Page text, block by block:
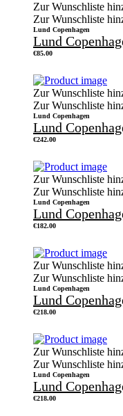
Zur Wunschliste
Zur Wunschliste
Lund Copenhagen
Lund
€85.00
Zur Wunschliste
Zur Wunschliste
Lund Copenhagen
Lund
€242.00
Zur Wunschliste
Zur Wunschliste
Lund Copenhagen
Lund
€182.00
Zur Wunschliste
Zur Wunschliste
Lund Copenhagen
Lund
€218.00
Zur Wunschliste
Zur Wunschliste
Lund Copenhagen
Lund
€218.00